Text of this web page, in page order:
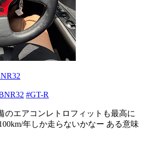
#GT-R
のエアコンレトロフィットも最高に
年しか走らないかなー ある意味